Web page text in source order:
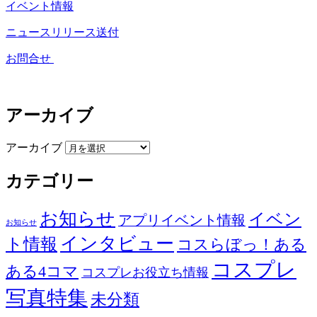
イベント情報
ニュースリリース送付
お問合せ
アーカイブ
アーカイブ
カテゴリー
お知らせ お知らせ アプリイベント情報 イベン
ト情報 インタビュー コスらぼっ！ある
ある4コマ コスプレお役立ち情報 コスプレ
写真特集 未分類